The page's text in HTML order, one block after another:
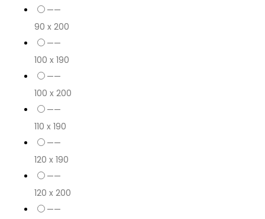
——
90 x 200
——
100 x 190
——
100 x 200
——
110 x 190
——
120 x 190
——
120 x 200
——